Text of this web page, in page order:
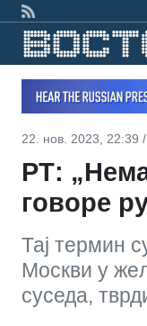
22. нов. 2023, 22:39 /
РТ:
говоре
Тај термин
Москви у
суседа,